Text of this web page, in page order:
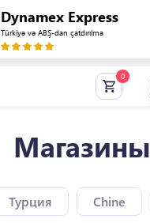
Dynamex Express
Türkiyə və ABŞ-dan çatdırılma
Магазины
Турция Chine